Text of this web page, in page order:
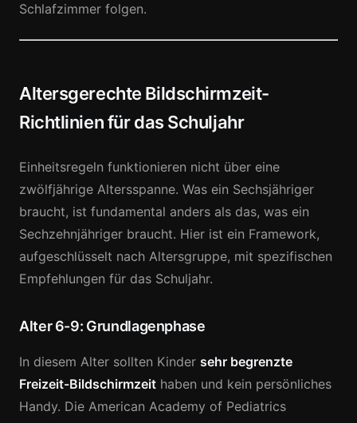
Schlafzimmer folgen.
Altersgerechte Bildschirmzeit-
Richtlinien für das Schuljahr
Einheitsregeln funktionieren nicht über eine
zwölfjährige Altersspanne. Was ein Sechsjähriger
braucht, ist fundamental anders als das, was ein
Sechzehnjähriger braucht. Hier ist ein Framework,
aufgeschlüsselt nach Altersgruppe, mit spezifischen
Empfehlungen für das Schuljahr.
Alter 6-9: Grundlagenphase
In diesem Alter sollten Kinder sehr begrenzte
Freizeit-Bildschirmzeit haben und kein persönliches
Handy. Die American Academy of Pediatrics